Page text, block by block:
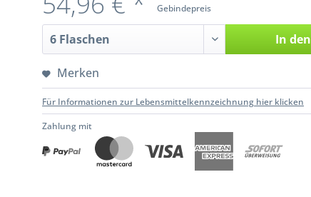
Gebindepreis
In den
Merken
Für Informationen zur Lebensmittelkennzeichnung hier klicken
Zahlung mit